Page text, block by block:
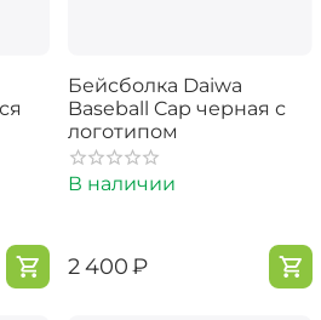
Бейсболка Daiwa
Baseball Cap черная с
логотипом
В наличии
‍2 400‍₽